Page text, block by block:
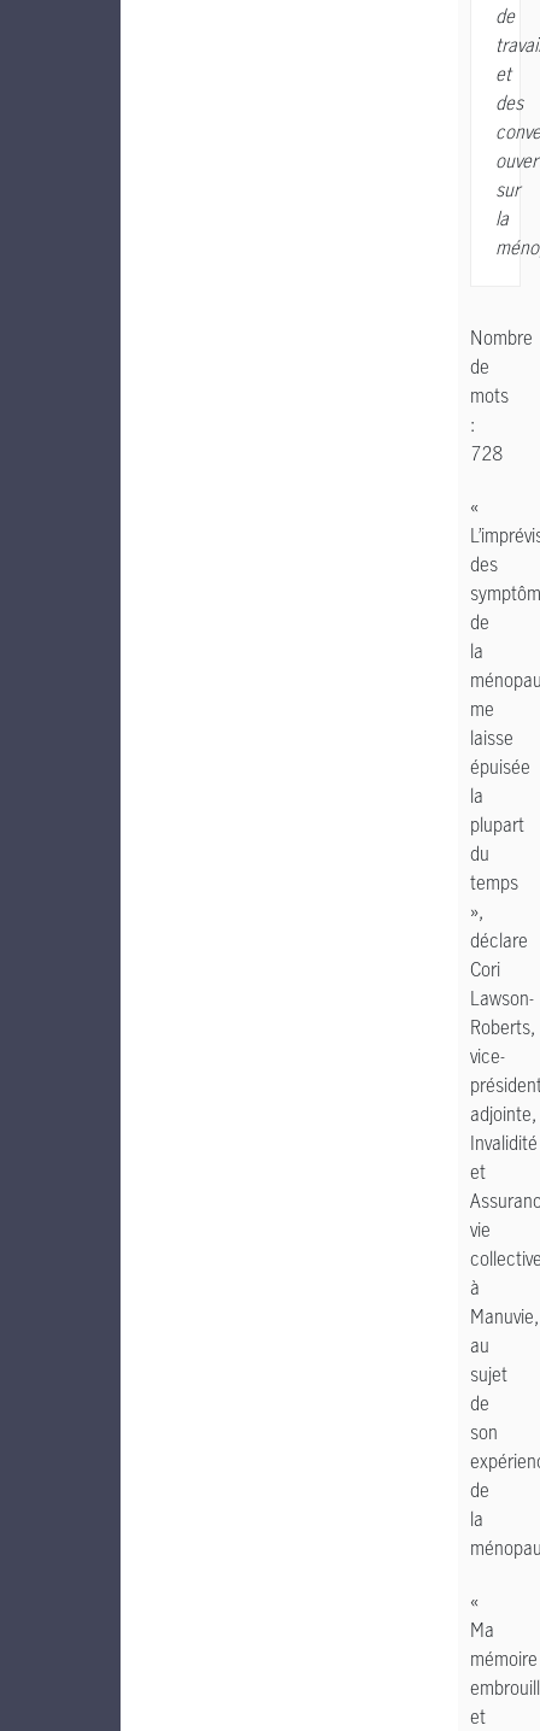
de
travail
et
des
sur
la
Nombre
de
mots
:
728
«
des
de
la
me
laisse
épuisée
la
plupart
du
temps
»,
déclare
Cori
Lawson-
Roberts,
vice-
adjointe,
Invalidité
et
vie
à
Manuvie,
au
sujet
de
son
de
la
«
Ma
mémoire
et